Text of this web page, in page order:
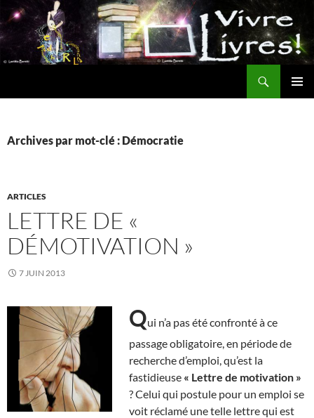
Aller
au
contenu
Archives par mot-clé : Démocratie
ARTICLES
LETTRE DE «
DÉMOTIVATION »
7 JUIN 2013
Qui n’a pas été confronté à ce
passage obligatoire, en période de
recherche d’emploi, qu’est la
fastidieuse « Lettre de motivation »
? Celui qui postule pour un emploi se
voit réclamé une telle lettre qui est